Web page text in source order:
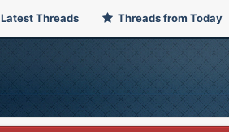
Latest Threads Threads from Today